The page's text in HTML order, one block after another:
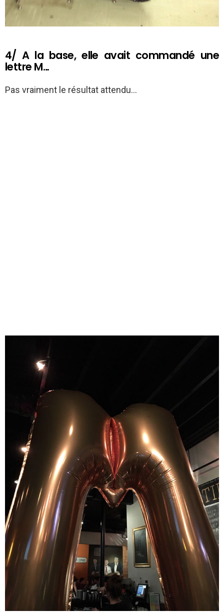
4/ A la base, elle avait commandé une
lettre M…
Pas vraiment le résultat attendu…